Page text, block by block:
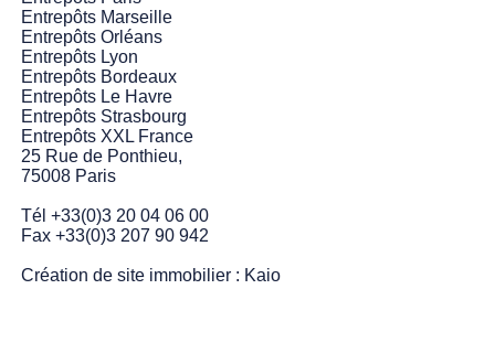
Entrepôts Marseille
Entrepôts Orléans
Entrepôts Lyon
Entrepôts Bordeaux
Entrepôts Le Havre
Entrepôts Strasbourg
Entrepôts XXL France
25 Rue de Ponthieu,
75008 Paris
Tél +33(0)3 20 04 06 00
Fax +33(0)3 207 90 942
Création de site immobilier : Kaio